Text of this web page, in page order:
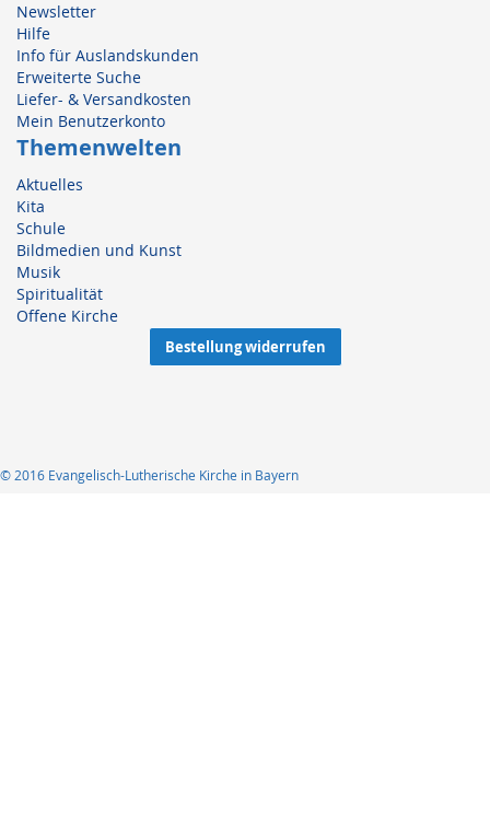
Newsletter
Hilfe
Info für Auslandskunden
Erweiterte Suche
Liefer- & Versandkosten
Mein Benutzerkonto
Themenwelten
Aktuelles
Kita
Schule
Bildmedien und Kunst
Musik
Spiritualität
Offene Kirche
Bestellung widerrufen
© 2016 Evangelisch-Lutherische Kirche in Bayern